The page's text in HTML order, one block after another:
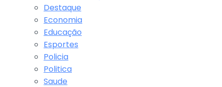
Destaque
Economia
Educação
Esportes
Policia
Politica
Saude